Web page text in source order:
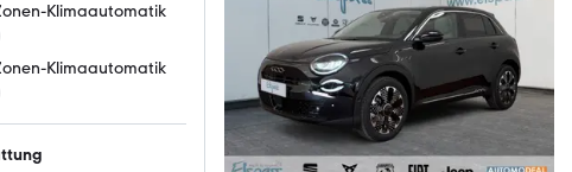
Klimaautomatik
Klimaautomatik